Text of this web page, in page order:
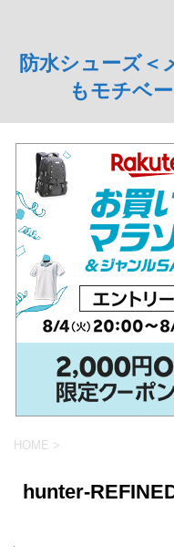
防水シューズ＜
もモチベ
HOME >
hunter-